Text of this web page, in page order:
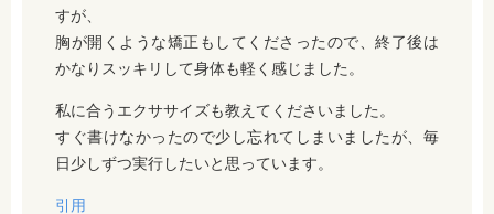
すが、
胸が開くような矯正もしてくださったので、終了後は
かなりスッキリして身体も軽く感じました。
私に合うエクササイズも教えてくださいました。
すぐ書けなかったので少し忘れてしまいましたが、毎
日少しずつ実行したいと思っています。
引用